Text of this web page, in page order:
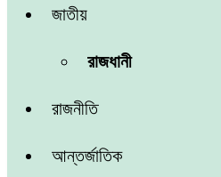
জাতীয়
রাজধানী
রাজনীতি
আন্তর্জাতিক